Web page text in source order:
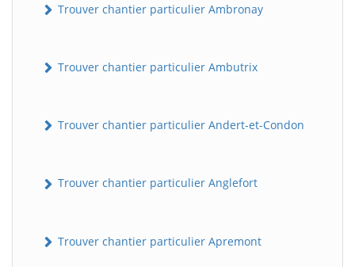
Trouver chantier particulier Ambronay
Trouver chantier particulier Ambutrix
Trouver chantier particulier Andert-et-Condon
Trouver chantier particulier Anglefort
Trouver chantier particulier Apremont